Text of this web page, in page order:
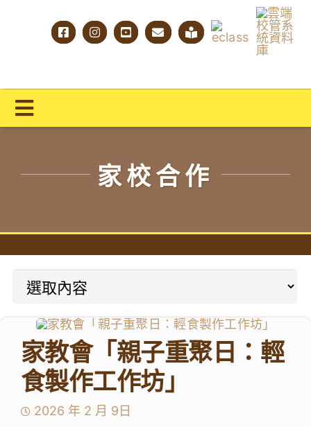
Toggle
學校概覽
明才人成長階梯
教師專業社群
學生成就與學校活動
我們的聯繫
入學資訊
家校合作
家教會「親子重聚日：輕
食製作工作坊」
2026 年 2 月 9日